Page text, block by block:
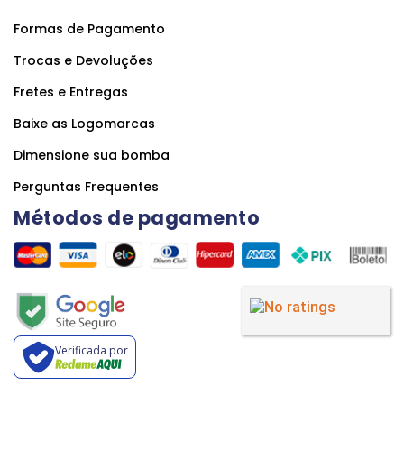
Formas de Pagamento
Trocas e Devoluções
Fretes e Entregas
Baixe as Logomarcas
Dimensione sua bomba
Perguntas Frequentes
Métodos de pagamento
Verificada por